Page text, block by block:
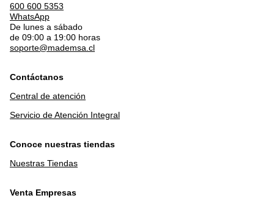
600 600 5353
WhatsApp
De lunes a sábado
de 09:00 a 19:00 horas
soporte@mademsa.cl
Contáctanos
Central de atención
Servicio de Atención Integral
Conoce nuestras tiendas
Nuestras Tiendas
Venta Empresas